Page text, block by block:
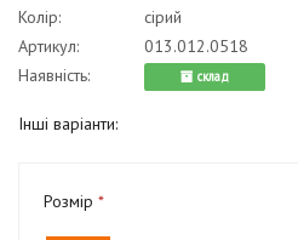
Колір:
сірий
Артикул:
013.012.0518
Наявність:
cклад
Інші варіанти:
Розмір